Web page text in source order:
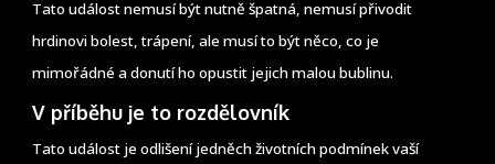
Tato událost nemusí být nutně špatná, nemusí přivodit
hrdinovi bolest, trápení, ale musí to být něco, co je
mimořádné a donutí ho opustit jejich malou bublinu.
V příběhu je to rozdělovník
Tato událost je odlišení jedněch životních podmínek vaší